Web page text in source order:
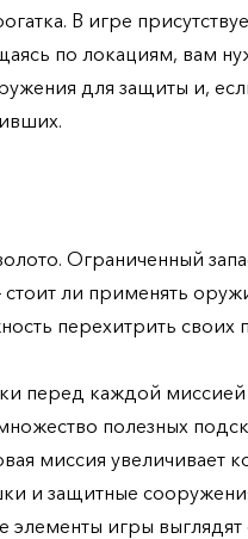
В игре
по локациям, вам
для защиты и,
Ограниченный
ли применять
перехитрить своих
перед каждой миссией
полезных
миссия увеличивает
и защитные
элементы игры выглядят